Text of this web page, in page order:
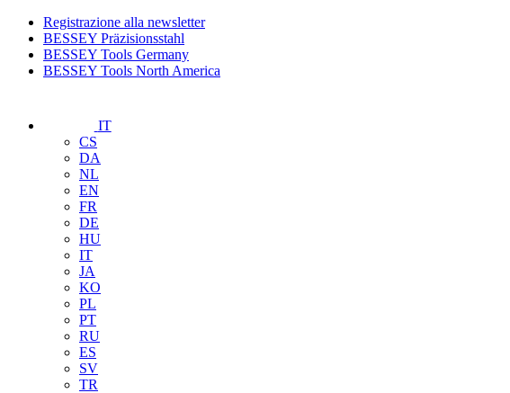
Registrazione alla newsletter
BESSEY Präzisionsstahl
BESSEY Tools Germany
BESSEY Tools North America
IT
CS
DA
NL
EN
FR
DE
HU
IT
JA
KO
PL
PT
RU
ES
SV
TR